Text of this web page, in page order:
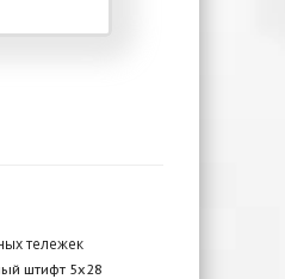
тележек
штифт 5х28